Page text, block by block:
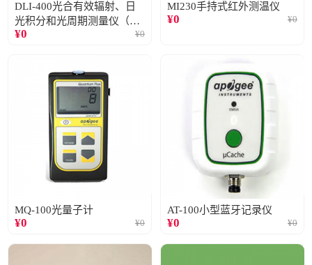
DLI-400光合有效辐射、日
光积分和光周期测量仪（仅
阳光）
¥0 ¥0
MI230手持式红外测温仪
¥0 ¥0
MQ-100光量子计
¥0 ¥0
AT-100小型蓝牙记录仪
¥0 ¥0